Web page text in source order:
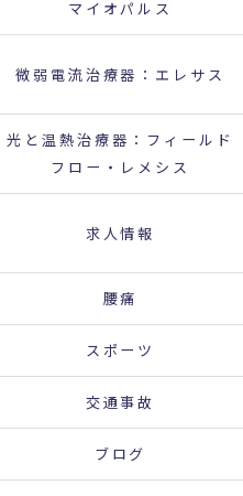
マイオパルス
微弱電流治療器：エレサス
光と温熱治療器：フィールド
フロー・レメシス
求人情報
腰痛
スポーツ
交通事故
ブログ